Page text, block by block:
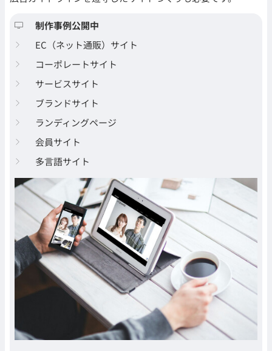
制作事例公開中
EC（ネット通販）サイト
コーポレートサイト
サービスサイト
ブランドサイト
ランディングページ
会員サイト
多言語サイト